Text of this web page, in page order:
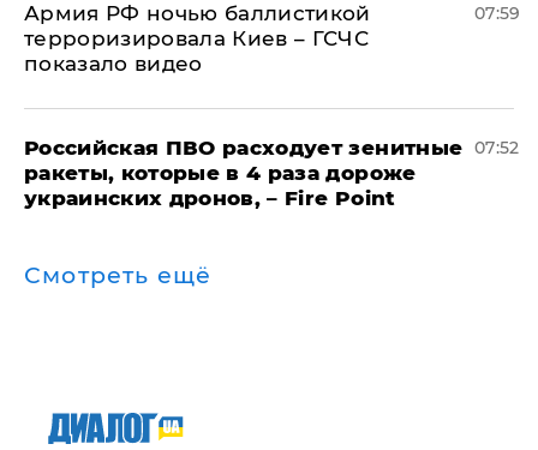
Армия РФ ночью баллистикой
терроризировала Киев – ГСЧС
показало видео
07:59
Российская ПВО расходует зенитные
ракеты, которые в 4 раза дороже
украинских дронов, – Fire Point
07:52
Смотреть ещё